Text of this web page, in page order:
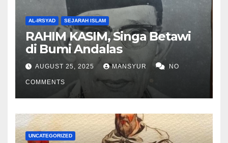
AL-IRSYAD SEJARAH ISLAM
RAHIM KASIM, Singa Betawi
di Bumi Andalas
AUGUST 25, 2025 MANSYUR NO
COMMENTS
UNCATEGORIZED